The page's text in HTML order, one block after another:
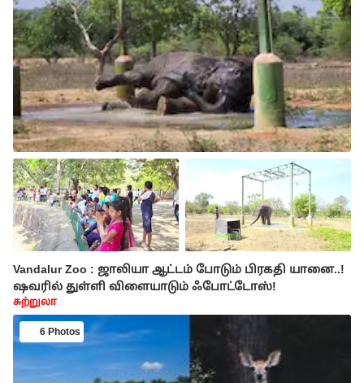
Vandalur Zoo : ஜாலியா ஆட்டம் போடும் பிரகதி யானை..!
ஷவரில் துள்ளி விளையாடும் ஃபோட்டோஸ்!
சுற்றுலா
6 Photos